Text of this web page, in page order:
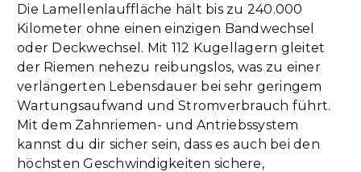
Die Lamellenlauffläche hält bis zu 240.000
Kilometer ohne einen einzigen Bandwechsel
oder Deckwechsel. Mit 112 Kugellagern gleitet
der Riemen nehezu reibungslos, was zu einer
verlängerten Lebensdauer bei sehr geringem
Wartungsaufwand und Stromverbrauch führt.
Mit dem Zahnriemen- und Antriebssystem
kannst du dir sicher sein, dass es auch bei den
höchsten Geschwindigkeiten sichere,